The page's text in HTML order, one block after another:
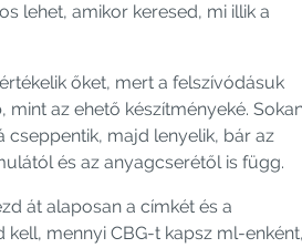
lehet, amikor keresed, mi illik a
őket, mert a felszívódásuk
az ehető készítményeké.
cseppentik, majd lenyelik, bár az
és az anyagcserétől is függ.
át alaposan a címkét és a
kell, mennyi CBG-t kapsz ml-